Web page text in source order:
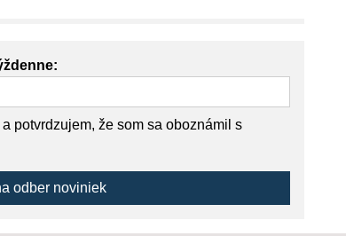
a potvrdzujem, že som sa oboznámil s
odber noviniek